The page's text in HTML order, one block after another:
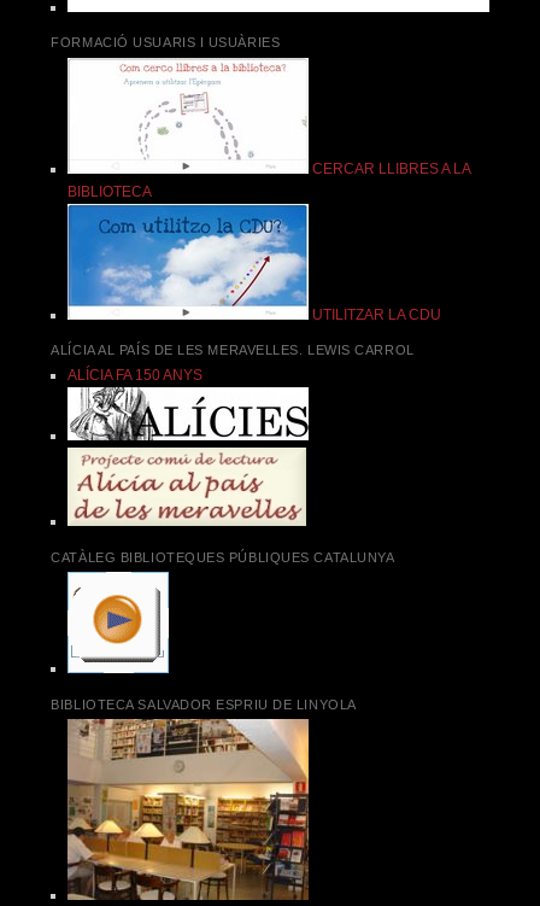
FORMACIÓ USUARIS I USUÀRIES
CERCAR LLIBRES A LA
BIBLIOTECA
UTILITZAR LA CDU
ALÍCIA AL PAÍS DE LES MERAVELLES. LEWIS CARROL
ALÍCIA FA 150 ANYS
CATÀLEG BIBLIOTEQUES PÚBLIQUES CATALUNYA
BIBLIOTECA SALVADOR ESPRIU DE LINYOLA